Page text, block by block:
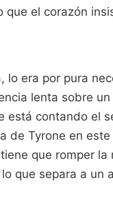
el corazón
lo era por pura
lenta sobre
está contando el
de Tyrone en
que romper
que separa a